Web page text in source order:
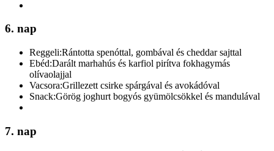
6. nap
Reggeli:Rántotta spenóttal, gombával és cheddar sajttal
Ebéd:Darált marhahús és karfiol pirítva fokhagymás
olívaolajjal
Vacsora:Grillezett csirke spárgával és avokádóval
Snack:Görög joghurt bogyós gyümölcsökkel és mandulával
7. nap